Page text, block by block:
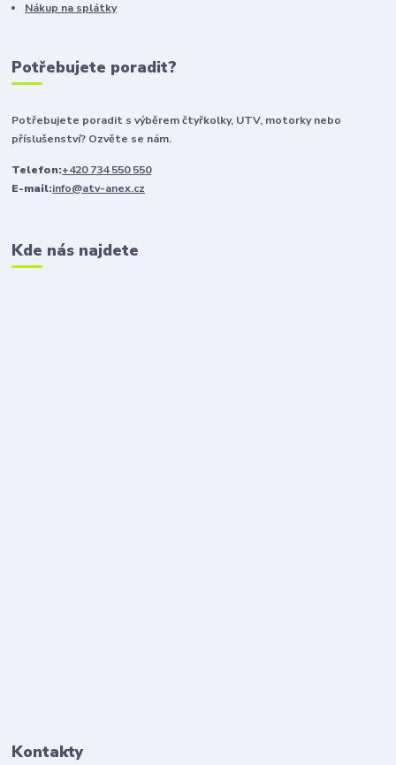
Nákup na splátky
Potřebujete poradit?
Potřebujete poradit s výběrem čtyřkolky, UTV, motorky nebo
příslušenství? Ozvěte se nám.
Telefon:+420 734 550 550
E-mail:info@atv-anex.cz
Kde nás najdete
Kontakty